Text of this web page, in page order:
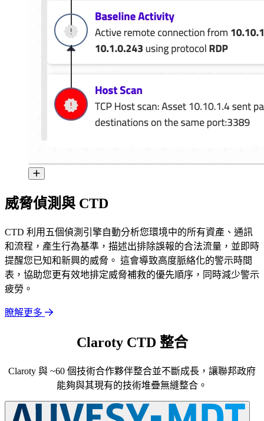
威脅偵測與 CTD
CTD 利用五個偵測引擎自動分析您環境中的所有資產、通訊
和流程，產生行為基準，描述出排除誤報的合法流量，並即時
提醒您已知和新興的威脅。 這會導致高度脈絡化的警示時間
表，協助您更有效地排定威脅補救的優先順序，同時減少警示
疲勞。
瞭解更多
Claroty CTD 整合
Claroty 與 ~60 個技術合作夥伴整合並不斷成長，讓聯邦政府
能夠與其現有的技術堆疊無縫整合。